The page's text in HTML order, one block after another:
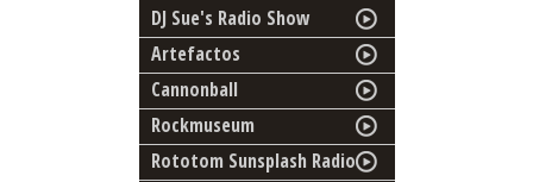
DJ Sue's Radio Show
Artefactos
Cannonball
Rockmuseum
Rototom Sunsplash Radio